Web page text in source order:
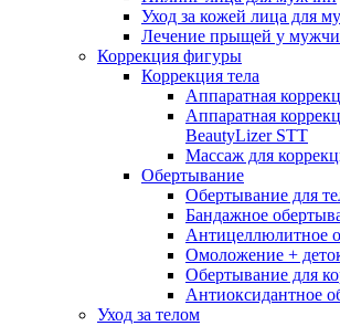
Уход за кожей лица для
Лечение прыщей у
Коррекция фигуры
Коррекция тела
Аппаратная
Аппаратная
BeautyLizer STT
Массаж для
Обертывание
Обертывание для
Бандажное
Антицеллюлитное
Омоложение +
Обертывание для
Антиоксидантное
Уход за телом